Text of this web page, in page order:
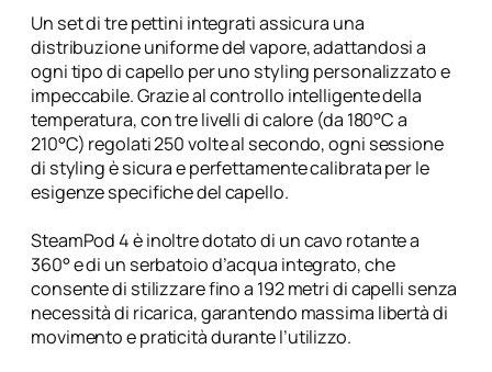
Un set di tre pettini integrati assicura una
distribuzione uniforme del vapore, adattandosi a
ogni tipo di capello per uno styling personalizzato e
impeccabile. Grazie al controllo intelligente della
temperatura, con tre livelli di calore (da 180°C a
210°C) regolati 250 volte al secondo, ogni sessione
di styling è sicura e perfettamente calibrata per le
esigenze specifiche del capello.
SteamPod 4 è inoltre dotato di un cavo rotante a
360° e di un serbatoio d’acqua integrato, che
consente di stilizzare fino a 192 metri di capelli senza
necessità di ricarica, garantendo massima libertà di
movimento e praticità durante l’utilizzo.